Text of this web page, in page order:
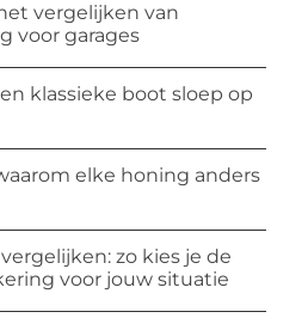
vergelijken van
voor garages
klassieke boot sloep op
elke honing anders
zo kies je de
voor jouw situatie